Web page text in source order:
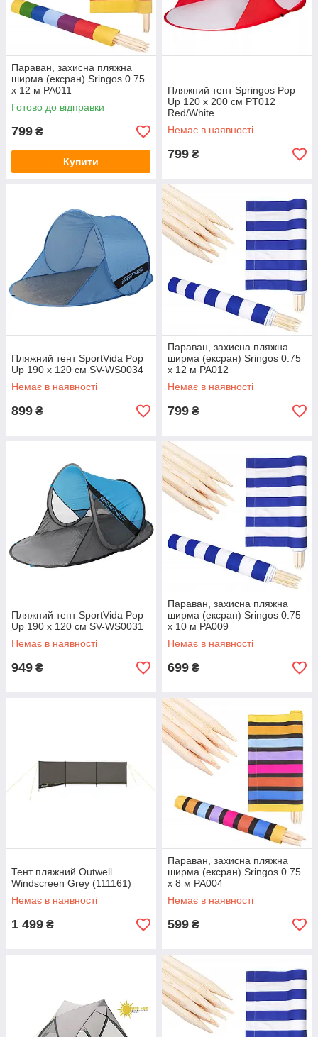
Параван, захисна пляжна
ширма (ексран) Sringos 0.75
x 12 м PA011
Готово до відправки
799 ₴
Купити
Пляжний тент Springos Pop
Up 120 x 200 см PT012
Red/White
Немає в наявності
799 ₴
Пляжний тент SportVida Pop
Up 190 x 120 см SV-WS0034
Немає в наявності
899 ₴
Параван, захисна пляжна
ширма (ексран) Sringos 0.75
x 12 м PA012
Немає в наявності
799 ₴
Пляжний тент SportVida Pop
Up 190 x 120 см SV-WS0031
Немає в наявності
949 ₴
Параван, захисна пляжна
ширма (ексран) Sringos 0.75
x 10 м PA009
Немає в наявності
699 ₴
Тент пляжний Outwell
Windscreen Grey (111161)
Немає в наявності
1 499 ₴
Параван, захисна пляжна
ширма (ексран) Sringos 0.75
x 8 м PA004
Немає в наявності
599 ₴